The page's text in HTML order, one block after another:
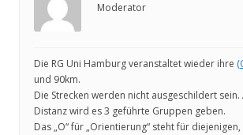
Moderator
Die RG Uni Hamburg veranstaltet wieder ihre
und 90km.
Die Strecken werden nicht ausgeschildert
Distanz wird es 3 geführte Gruppen geben.
Das „O“ für „Orientierung“ steht für